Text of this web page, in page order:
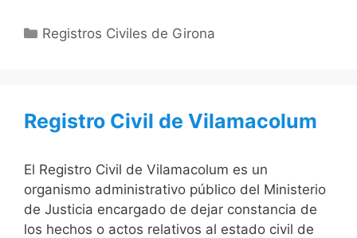
Categorías
Registros Civiles de Girona
Registro Civil de Vilamacolum
El Registro Civil de Vilamacolum es un
organismo administrativo público del Ministerio
de Justicia encargado de dejar constancia de
los hechos o actos relativos al estado civil de